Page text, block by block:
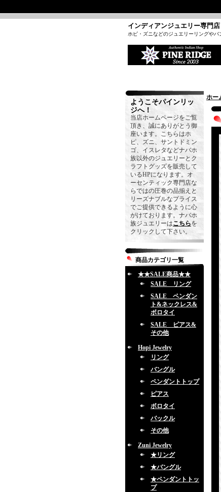
インディアンジュエリー専門店
ホピ・ズニなどのジュエリーリングやバ
ようこそパインリッ
ジへ！
当店ホームページをご覧
頂き、誠にありがとう御
座います。こちらはホ
ピ、ズニ、サントドミン
ゴ、イスレタなどナバホ
族以外のジュエリーとク
ラフトグッズを販売して
いるHPになります。オ
ーセンティック専門店な
らではの圧巻の品揃えと
リーズナブルなプライス
でご提供できるように心
がけております。ナバホ
族ジュエリーはこちらを
クリックして下さい。
商品カテゴリ一覧
★★SALE商品★★
SALE リング
SALE ペンダン
ト&ネックレス&
ボロタイ
SALE ピアス&
その他
Hopi Jewelry
リング
バングル
ペンダントトップ
ピアス
ボロタイ
バックル
その他
Zuni Jewelry
★リング
★バングル
★ペンダントトッ
プ
ホー